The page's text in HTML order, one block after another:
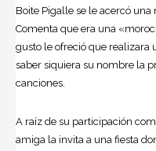
Boite Pigalle se le acercó
Comenta que era una
gusto le ofreció que realizara
saber siquiera su nombre la
canciones.
A raíz de su participación
amiga la invita a una fiesta